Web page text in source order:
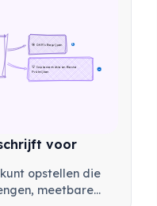
🎯 OKR's Begrijpen 6
💡 Implementatie en Beste
Praktijken
23
voor
opstellen die
meetbare